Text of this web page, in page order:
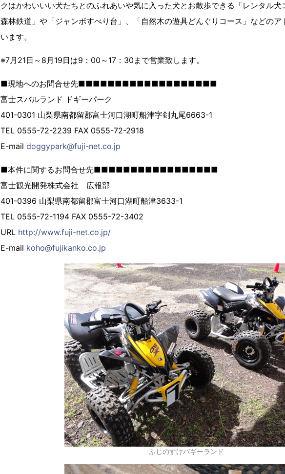
クはかわいいい犬たちとのふれあいや気に入った犬とお散歩できる「レンタル
森林鉄道」や「ジャンボすべり台」、「自然木の遊具どんぐりコース」などのア
います。
※7月21日～8月19日は9：00～17：30まで営業致します。
■現地へのお問合せ先■■■■■■■■■■■■■■■■■■■
富士スバルランド ドギーパーク
401-0301 山梨県南都留郡富士河口湖町船津字剣丸尾6663-1
TEL 0555-72-2239 FAX 0555-72-2918
E-mail doggypark@fuji-net.co.jp
■本件に関するお問合せ先■■■■■■■■■■■■■■■■■
富士観光開発株式会社 広報部
401-0396 山梨県南都留郡富士河口湖町船津3633-1
TEL 0555-72-1194 FAX 0555-72-3402
URL http://www.fuji-net.co.jp/
E-mail koho@fujikanko.co.jp
ふじのすけバギーランド